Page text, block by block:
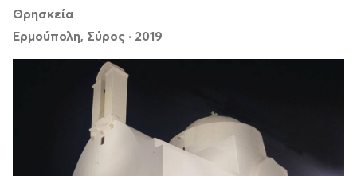
Θρησκεία
Ερμούπολη, Σύρος · 2019